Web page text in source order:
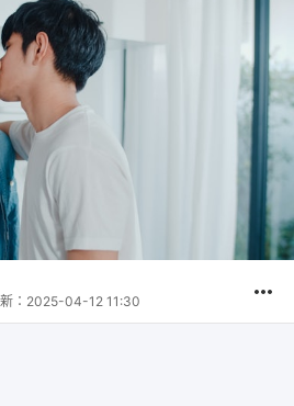
： 2025-04-12 11:30